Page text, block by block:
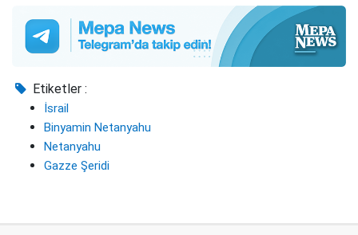
Etiketler :
İsrail
Binyamin Netanyahu
Netanyahu
Gazze Şeridi